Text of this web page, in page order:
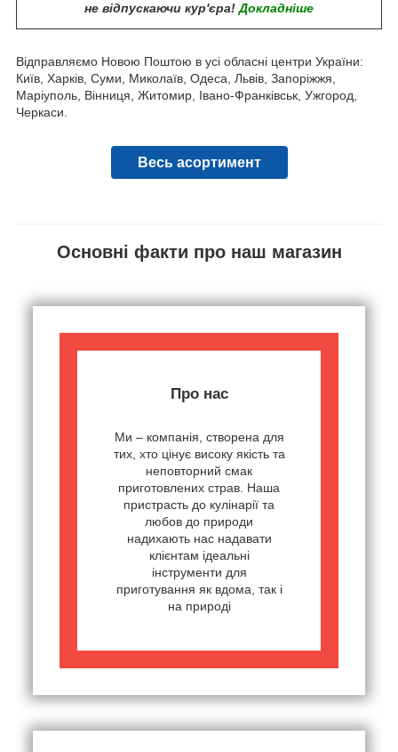
не відпускаючи кур'єра!Докладніше
Відправляємо Новою Поштою в усі обласні центри України:
Київ, Харків, Суми, Миколаїв, Одеса, Львів, Запоріжжя,
Маріуполь, Вінниця, Житомир, Івано-Франківськ, Ужгород,
Черкаси.
Весь асортимент
Основні факти про наш магазин
Про нас
Ми – компанія, створена для
тих, хто цінує високу якість та
неповторний смак
приготовлених страв. Наша
пристрасть до кулінарії та
любов до природи
надихають нас надавати
клієнтам ідеальні
інструменти для
приготування як вдома, так і
на природі